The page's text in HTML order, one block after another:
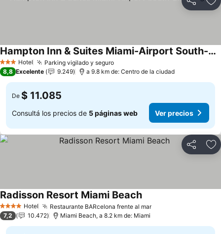
Compartir
3 Estrellas
Hotel Parking vigilado y seguroVer precios
Hampton Inn & Suites Miami-Airport South-Blue Lagoon
Ver precios
8,8 Excelente 9.249 a 9.8 km de: Centro de la ciudad
De $ 11.085
Consultá los precios de 5 páginas web Ver precios
Compartir
4 EstrellasHotel Restaurante BARcelona frente al marVer precios
Radisson Resort Miami BeachVer precios
7,2 10.472 Miami Beach, a 8.2 km de: Miami